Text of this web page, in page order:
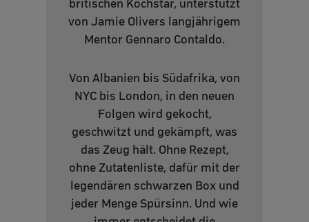
britischen Kochstar, unterstützt
von Jamie Olivers langjährigem
Mentor Gennaro Contaldo.
Von Albanien bis Südafrika, von
NYC bis London, in den neuen
Folgen wird gekocht,
geschwitzt und gekämpft, was
das Zeug hält. Ohne Rezept,
ohne Zutatenliste, dafür mit der
legendären schwarzen Box und
jeder Menge Spürsinn. Und wie